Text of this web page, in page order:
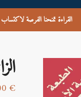
القراءة تمنحنا الفرصة
€